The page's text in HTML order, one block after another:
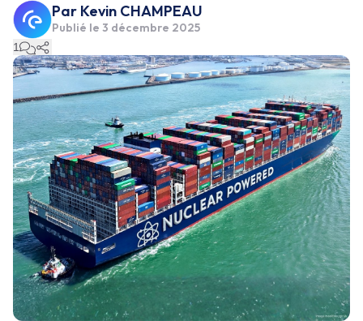
Par Kevin CHAMPEAU
Publié le 3 décembre 2025
1